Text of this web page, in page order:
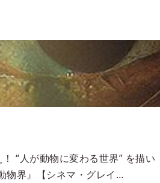
“人が動物に変わる世界” を描い
物界』【シネマ・グレイ